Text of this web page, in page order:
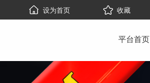
设为首页 收藏
平台首页